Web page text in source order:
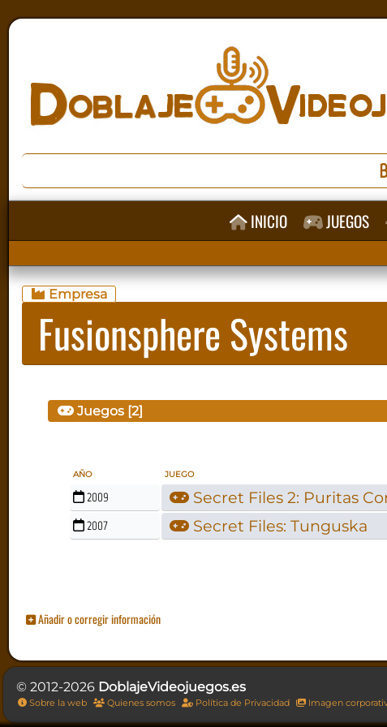
INICIO JUEGOS
Empresa
Fusionsphere Systems
Juegos [2]
AÑO JUEGO
2009 Secret Files 2: Puritas
2007 Secret Files: Tunguska
Añadir o corregir información
© 2012-2026 DoblajeVideojuegos.es
Sobre la web Quienes somos Política de Privacidad Imagen